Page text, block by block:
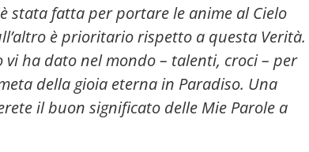
stata fatta per portare le anime al Cielo
è prioritario rispetto a questa Verità.
vi ha dato nel mondo – talenti, croci – per
della gioia eterna in Paradiso. Una
il buon significato delle Mie Parole a